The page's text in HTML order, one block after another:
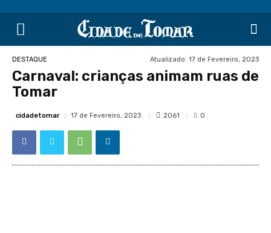
DESTAQUE Atualizado: 17 de Fevereiro, 2023
Carnaval: crianças animam ruas de
Tomar
cidadetomar 17 de Fevereiro, 2023 2061 0